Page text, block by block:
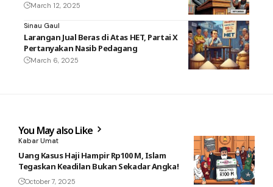
March 12, 2025
Sinau Gaul
Larangan Jual Beras di Atas HET, Partai X
Pertanyakan Nasib Pedagang
March 6, 2025
You May also Like
Kabar Umat
Uang Kasus Haji Hampir Rp100 M, Islam
Tegaskan Keadilan Bukan Sekadar Angka!
October 7, 2025